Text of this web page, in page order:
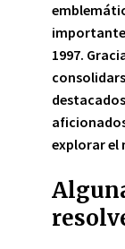
importante
1997.
explorar el